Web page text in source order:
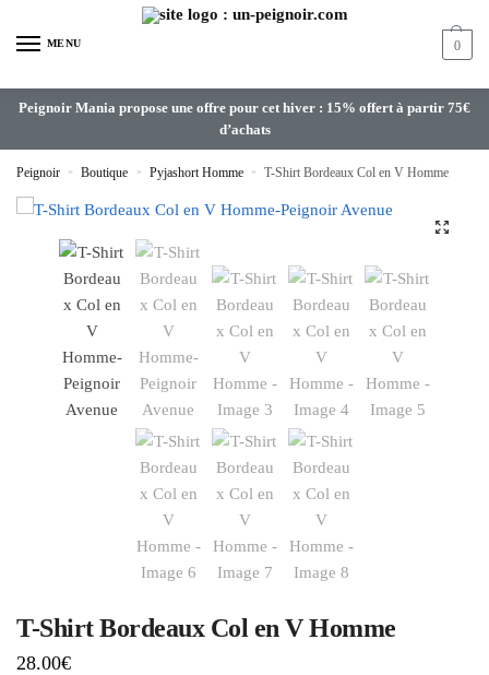
MENU 0
Peignoir Mania propose une offre pour cet hiver : 15% offert à partir 75€
d’achats
Peignoir » Boutique » Pyjashort Homme » T-Shirt Bordeaux Col en V Homme
🔍
T-Shirt Bordeaux Col en V Homme
28.00€